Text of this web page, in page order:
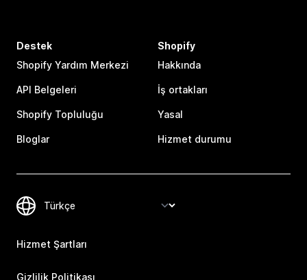
Destek
Shopify Yardım Merkezi
API Belgeleri
Shopify Topluluğu
Bloglar
Shopify
Hakkında
İş ortakları
Yasal
Hizmet durumu
Hizmet Şartları
Gizlilik Politikası